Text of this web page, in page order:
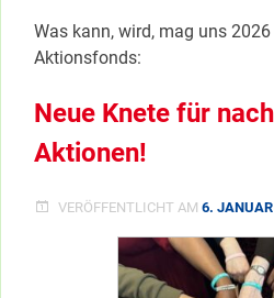
Was kann, wird, mag uns
Aktionsfonds:
Neue Knete für
Aktionen!
VERÖFFENTLICHT AM 6.